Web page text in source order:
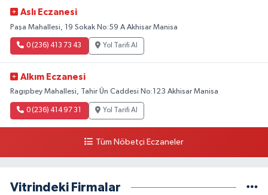
Aslı Eczanesi
Paşa Mahallesi, 19 Sokak No:59 A Akhisar Manisa
0 (236) 413 73 43 Yol Tarifi Al
Alkım Eczanesi
Ragıpbey Mahallesi, Tahir Ün Caddesi No:123 Akhisar Manisa
0 (236) 414 97 31 Yol Tarifi Al
Tüm Nöbetçi Eczaneler
Vitrindeki Firmalar